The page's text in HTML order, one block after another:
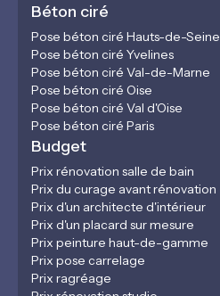
Béton ciré
Pose béton ciré Hauts-de-Seine
Pose béton ciré Yvelines
Pose béton ciré Val-de-Marne
Pose béton ciré Oise
Pose béton ciré Val d'Oise
Pose béton ciré Paris
Budget
Prix rénovation salle de bain
Prix du curage avant rénovation
Prix d'un architecte d'intérieur
Prix d'un placard sur mesure
Prix peinture haut-de-gamme
Prix pose carrelage
Prix ragréage